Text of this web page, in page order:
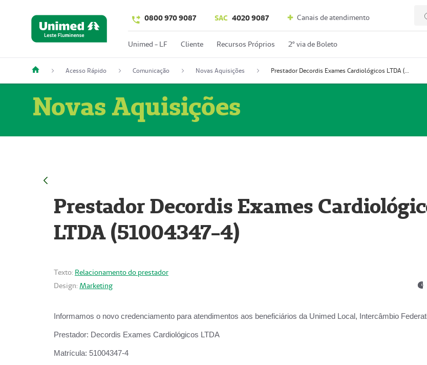
0800 970 9087 SAC 4020 9087 Canais de atendimento
Unimed - LF Cliente Recursos Próprios 2º via de Boleto
Acesso Rápido Comunicação Novas Aquisições Prestador Decordis Exames Cardiológicos LTDA (51004347-4)
Novas Aquisições
Prestador Decordis Exames
LTDA (51004347-4)
Texto: Relacionamento do prestador
Design: Marketing
Informamos o novo credenciamento para atendimentos aos beneficiários da Unimed Local, Intercâmbio
Prestador: Decordis Exames Cardiológicos LTDA
Matrícula: 51004347-4